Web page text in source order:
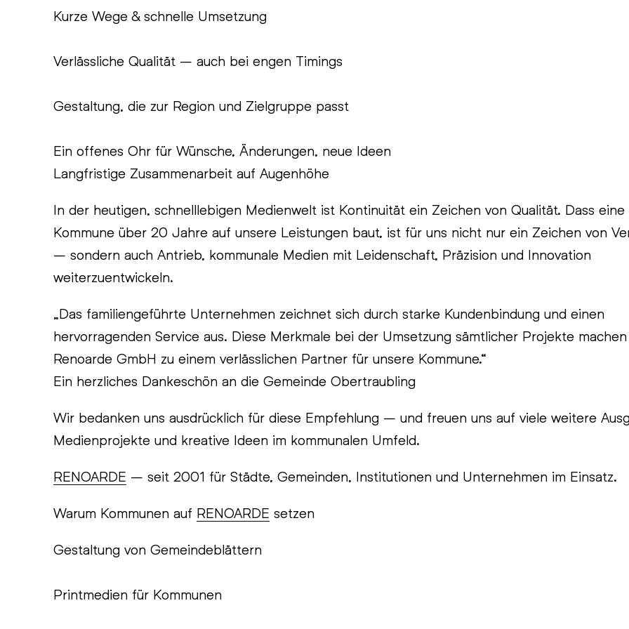
Kurze Wege & schnelle Umsetzung
Verlässliche Qualität – auch bei engen Timings
Gestaltung, die zur Region und Zielgruppe passt
Ein offenes Ohr für Wünsche, Änderungen, neue Ideen
Langfristige Zusammenarbeit auf Augenhöhe
In der heutigen, schnelllebigen Medienwelt ist Kontinuität ein Zeichen von Qualität. Dass eine
Kommune über 20 Jahre auf unsere Leistungen baut, ist für uns nicht nur ein Zeichen von
– sondern auch Antrieb, kommunale Medien mit Leidenschaft, Präzision und Innovation
weiterzuentwickeln.
„Das familiengeführte Unternehmen zeichnet sich durch starke Kundenbindung und einen
hervorragenden Service aus. Diese Merkmale bei der Umsetzung sämtlicher Projekte machen
Renoarde GmbH zu einem verlässlichen Partner für unsere Kommune.“
Ein herzliches Dankeschön an die Gemeinde Obertraubling
Wir bedanken uns ausdrücklich für diese Empfehlung – und freuen uns auf viele weitere
Medienprojekte und kreative Ideen im kommunalen Umfeld.
RENOARDE – seit 2001 für Städte, Gemeinden, Institutionen und Unternehmen im Einsatz.
Warum Kommunen auf RENOARDE setzen
Gestaltung von Gemeindeblättern
Printmedien für Kommunen